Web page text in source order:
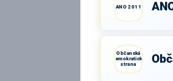
ANO 2011
Občanská
demokratická
strana